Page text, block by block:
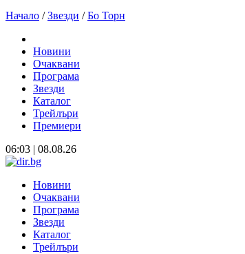
Начало / Звезди / Бо Торн
Новини
Очаквани
Програма
Звезди
Каталог
Трейлъри
Премиери
06:03 | 08.08.26
Новини
Очаквани
Програма
Звезди
Каталог
Трейлъри